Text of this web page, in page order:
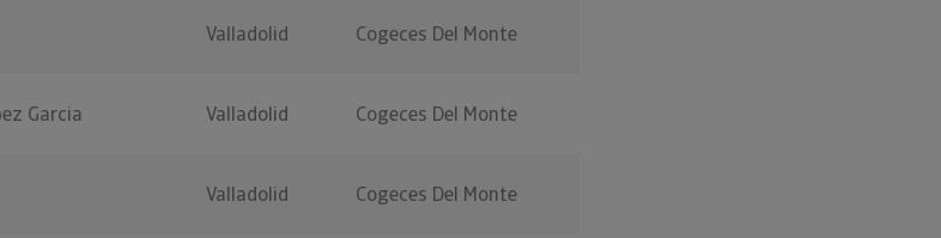
Valladolid Cogeces Del Monte
Garcia Valladolid Cogeces Del Monte
Valladolid Cogeces Del Monte